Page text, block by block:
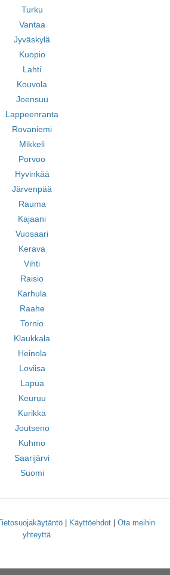
Turku
Vantaa
Jyväskylä
Kuopio
Lahti
Kouvola
Joensuu
Lappeenranta
Rovaniemi
Mikkeli
Porvoo
Hyvinkää
Järvenpää
Rauma
Kajaani
Vuosaari
Kerava
Vihti
Raisio
Karhula
Raahe
Tornio
Klaukkala
Heinola
Loviisa
Lapua
Keuruu
Kurikka
Joutseno
Kuhmo
Saarijärvi
Suomi
Käyttöehdot
Ota meihin
yhteyttä